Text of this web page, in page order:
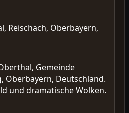
Reischach, Oberbayern,
Gemeinde
Oberbayern, Deutschland.
und dramatische Wolken.